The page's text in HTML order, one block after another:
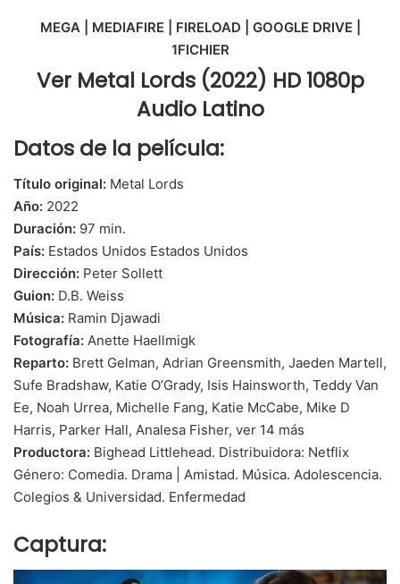
MEGA | MEDIAFIRE | FIRELOAD | GOOGLE DRIVE |
1FICHIER
Ver Metal Lords (2022) HD 1080p
Audio Latino
Datos de la película:
Título original: Metal Lords
Año: 2022
Duración: 97 min.
País: Estados Unidos Estados Unidos
Dirección: Peter Sollett
Guion: D.B. Weiss
Música: Ramin Djawadi
Fotografía: Anette Haellmigk
Reparto: Brett Gelman, Adrian Greensmith, Jaeden Martell,
Sufe Bradshaw, Katie O’Grady, Isis Hainsworth, Teddy Van
Ee, Noah Urrea, Michelle Fang, Katie McCabe, Mike D
Harris, Parker Hall, Analesa Fisher, ver 14 más
Productora: Bighead Littlehead. Distribuidora: Netflix
Género: Comedia. Drama | Amistad. Música. Adolescencia.
Colegios & Universidad. Enfermedad
Captura: